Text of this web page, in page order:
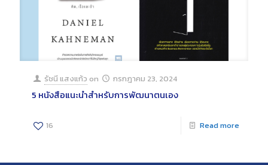
รัชนี แสงแก้ว on กรกฎาคม 23, 2024
5 หนังสือแนะนำสำหรับการพัฒนาตนเอง
16 Read more